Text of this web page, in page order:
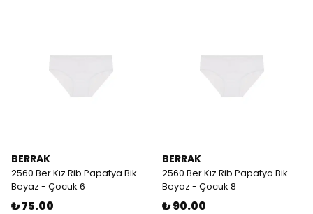
BERRAK
2560 Ber.Kız Rib.Papatya Bik. -
Beyaz - Çocuk 6
₺ 75.00
BERRAK
2560 Ber.Kız Rib.Papatya Bik. -
Beyaz - Çocuk 8
₺ 90.00